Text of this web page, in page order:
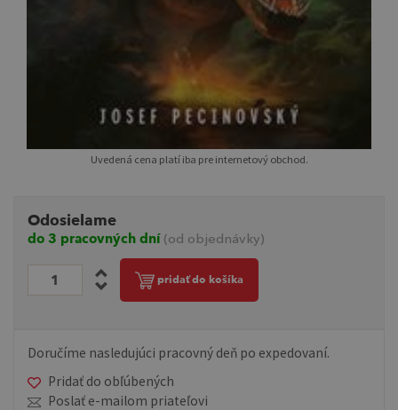
Uvedená cena platí iba pre internetový obchod.
Odosielame
do 3 pracovných dní (od objednávky)
pridať do košíka
Doručíme nasledujúci pracovný deň po expedovaní.
Pridať do obľúbených
Poslať e-mailom priateľovi